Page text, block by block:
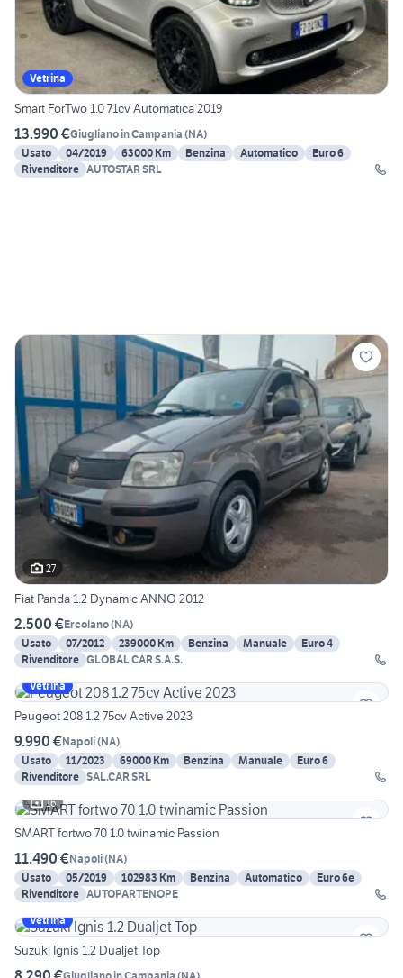
Vetrina
Smart ForTwo 1.0 71cv Automatica 2019
13.990 €Giugliano in Campania (NA)
Usato
04/2019 63000 Km Benzina Automatico
Euro 6
Rivenditore AUTOSTAR SRL
27
Fiat Panda 1.2 Dynamic ANNO 2012
2.500 €Ercolano(NA)
Usato
07/2012 239000 Km Benzina Manuale
Euro 4
Rivenditore GLOBAL CAR S.A.S.
Vetrina
Peugeot 208 1.2 75cv Active 2023
9.990 €Napoli(NA)
Usato
11/2023 69000 Km Benzina Manuale
Euro 6
Rivenditore SAL.CAR SRL
16
SMART fortwo 70 1.0 twinamic Passion
11.490 €Napoli(NA)
Usato
05/2019 102983 Km Benzina Automatico
Euro 6e
Rivenditore AUTOPARTENOPE
Vetrina
Suzuki Ignis 1.2 Dualjet Top